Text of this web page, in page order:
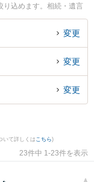
り込めます。相続・遺言
産分割等の細かな分野で
岐阜事務所の平田 伸男
を今すぐに弁護士に相
近くの弁護士を検索した
県内の弁護士に相談予
変更
変更
変更
いて詳しくは こちら)
23件中 1-23件を表示